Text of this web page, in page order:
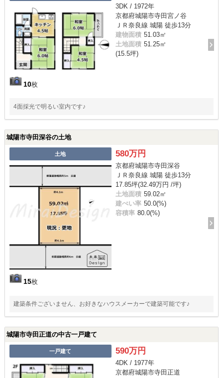
10枚
3DK / 1972年
京都府城陽市寺田宮ノ谷
ＪＲ奈良線 城陽 徒歩13分
建物面積 51.03㎡
土地面積 51.25㎡
(15.5坪)
4面採光で明るい室内です♪
城陽市寺田深谷の土地
土地
15枚
580万円
京都府城陽市寺田深谷
ＪＲ奈良線 城陽 徒歩13分
17.85坪(32.49万円 /坪)
土地面積 59.02㎡
建ぺい率 50.0(%)
容積率 80.0(%)
建築条件ございません、お好きなハウスメーカーで建築可能です♪
城陽市寺田正道の中古一戸建て
一戸建て 590万円
4DK / 1977年
京都府城陽市寺田正道